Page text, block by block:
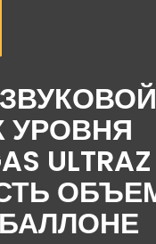
УРОВНЯ